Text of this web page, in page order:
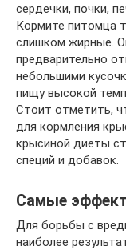
сердечки, почки,
Кормите питомца
слишком жирные.
предварительно
небольшими
пищу высокой
Стоит отметить,
для кормления
крысиной диеты
специй и добавок.
Самые
Для борьбы с
наиболее